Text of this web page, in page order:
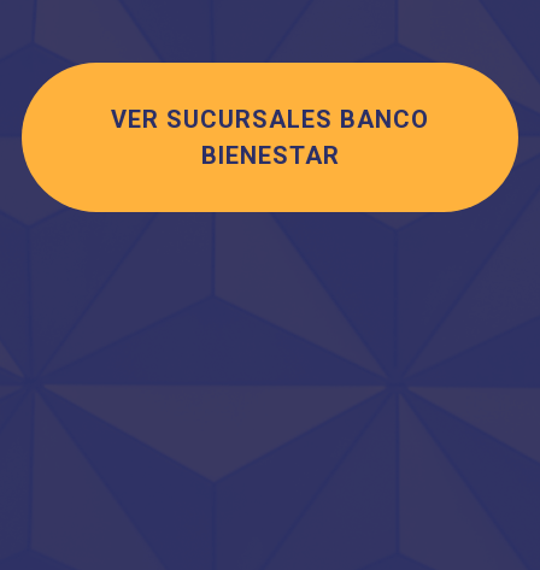
VER SUCURSALES BANCO
BIENESTAR